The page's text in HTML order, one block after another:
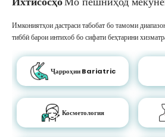
Имкониятҳои дастраси табобат бо тамоми
тиббӣ барои интихоб бо сифати беҳтарини
Ҷарроҳии Bariatric
Косметология